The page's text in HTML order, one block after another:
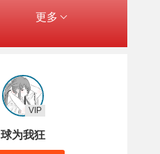
更多
球为我狂
VIP